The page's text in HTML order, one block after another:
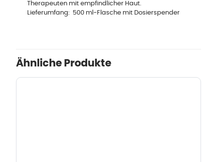
Therapeuten mit empfindlicher Haut.
Lieferumfang: 500 ml-Flasche mit Dosierspender
Ähnliche Produkte